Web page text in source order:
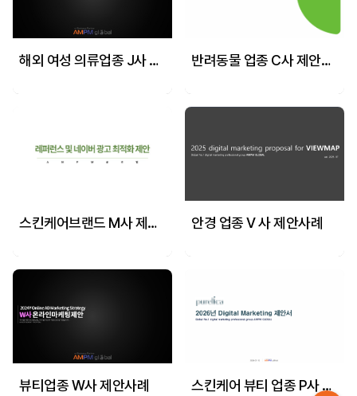
해외 여성 의류업종 J사 제안사례 반려동물 업종 C사 제안사례
스킨케어브랜드 M사 제안사례 안경 업종 V 사 제안사례
뷰티업종 W사 제안사례 스킨케어 뷰티 업종 P사 제안사례